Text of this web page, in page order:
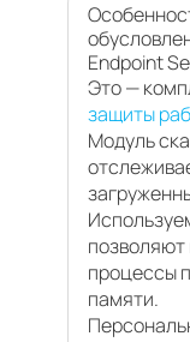
Endpoint
Это —
защиты
Модуль
процессы
памяти.